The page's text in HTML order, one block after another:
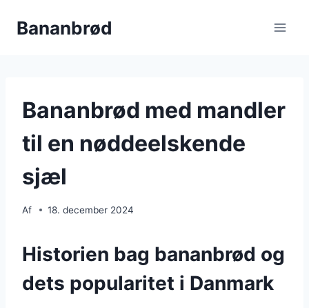
Bananbrød
Bananbrød med mandler
til en nøddeelskende
sjæl
Af 18. december 2024
Historien bag bananbrød og
dets popularitet i Danmark